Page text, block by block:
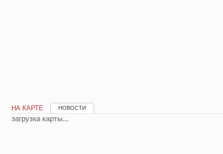
НА КАРТЕ НОВОСТИ
загрузка карты...